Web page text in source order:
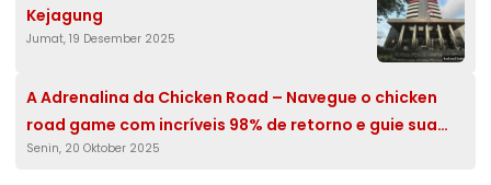
Kejagung
Jumat, 19 Desember 2025
A Adrenalina da Chicken Road – Navegue o chicken
road game com incríveis 98% de retorno e guie sua
galinha por quatro níveis de desafio para alcançar o
Senin, 20 Oktober 2025